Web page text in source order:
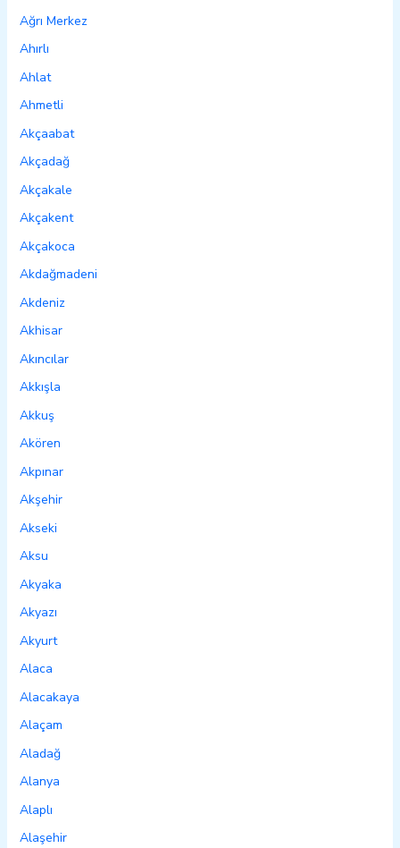
Ağrı Merkez
Ahırlı
Ahlat
Ahmetli
Akçaabat
Akçadağ
Akçakale
Akçakent
Akçakoca
Akdağmadeni
Akdeniz
Akhisar
Akıncılar
Akkışla
Akkuş
Akören
Akpınar
Akşehir
Akseki
Aksu
Akyaka
Akyazı
Akyurt
Alaca
Alacakaya
Alaçam
Aladağ
Alanya
Alaplı
Alaşehir